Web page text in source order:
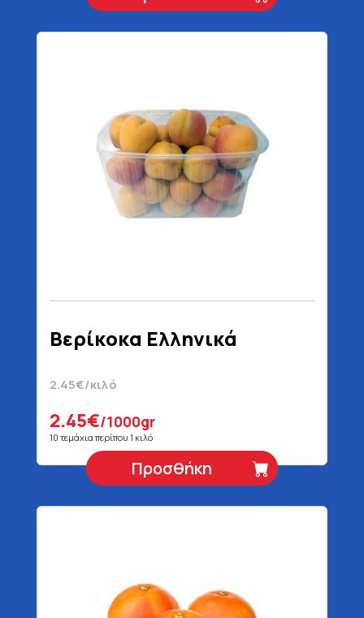
Βερίκοκα Ελληνικά
2.45€/κιλό
2.45€/1000gr
10 τεμάχια περίπου 1 κιλό
Προσθήκη